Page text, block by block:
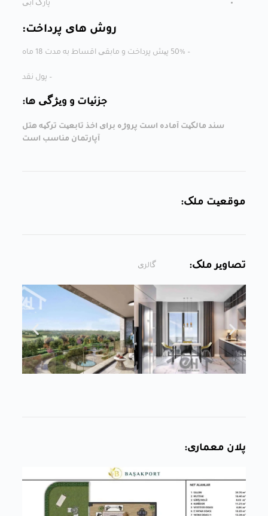
پارک آبی
روش های پرداخت:
– 50% پیش پرداخت و مابقی اقساط به مدت 18 ماه
– پول نقد
جزئیات و ویژگی ها:
سند مالکیت آماده است پروژه برای اخذ تابعیت ترکیه هتل
آپارتمان مناسب است
موقعیت ملک:
تصاویر ملک: گالری
پلان معماری: